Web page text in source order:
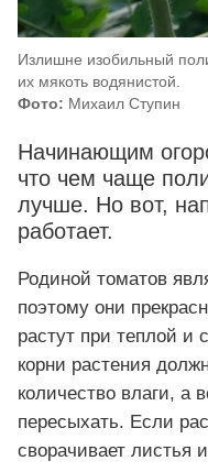
Излишне изобильный
их мякоть водянистой.
Фото: Михаил Ступин
Начинающим
что чем чаще
лучше. Но вот,
работает.
Родиной томатов
поэтому они
растут при теплой и
корни растения
количество влаги, а
пересыхать. Если
сворачивает листья